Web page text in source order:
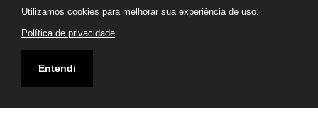
Endereço
Utilizamos cookies para melhorar sua experiência de uso.
Política de privacidade
Entendi